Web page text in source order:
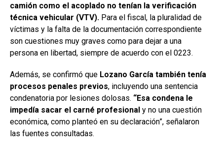
camión como el acoplado no tenían la verificación
técnica vehicular (VTV). Para el fiscal, la pluralidad de
víctimas y la falta de la documentación correspondiente
son cuestiones muy graves como para dejar a una
persona en libertad, siempre de acuerdo con el 0223.
Además, se confirmó que Lozano García también tenía
procesos penales previos, incluyendo una sentencia
condenatoria por lesiones dolosas. “Esa condena le
impedía sacar el carné profesional y no una cuestión
económica, como planteó en su declaración”, señalaron
las fuentes consultadas.